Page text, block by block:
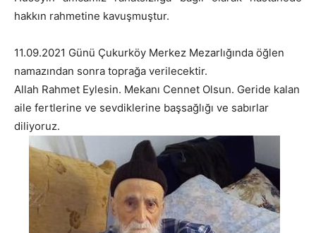
hakkın rahmetine kavuşmuştur.
11.09.2021 Günü Çukurköy Merkez Mezarlığında öğlen
namazından sonra toprağa verilecektir.
Allah Rahmet Eylesin. Mekanı Cennet Olsun. Geride kalan
aile fertlerine ve sevdiklerine başsağlığı ve sabırlar
diliyoruz.